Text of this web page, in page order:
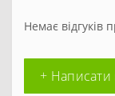
Немає відгуків
+ Написати